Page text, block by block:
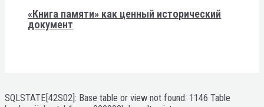
«Книга памяти» как ценный исторический
документ
SQLSTATE[42S02]: Base table or view not found: 1146 Table